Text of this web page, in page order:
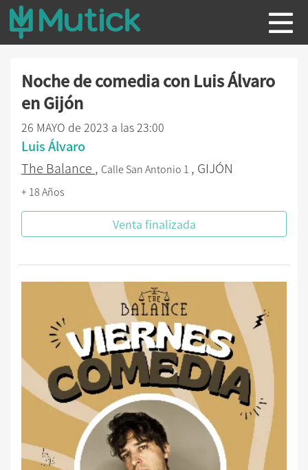
Noche de comedia con Luis Álvaro
en Gijón
26 MAYO de 2023 a las 23:00
Luis Álvaro
The Balance , Calle San Antonio 1 , GIJÓN
+ 18 Años
Venta finalizada